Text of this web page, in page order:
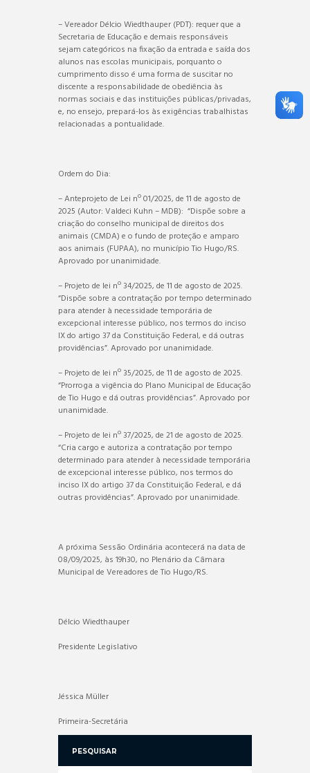
– Vereador Délcio Wiedthauper (PDT): requer que a
Secretaria de Educação e demais responsáveis
sejam categóricos na fixação da entrada e saída dos
alunos nas escolas municipais, porquanto o
cumprimento disso é uma forma de suscitar no
discente a responsabilidade de obediência às
normas sociais e das instituições públicas/privadas,
e, no ensejo, prepará-los às exigências trabalhistas
relacionadas a pontualidade.
Ordem do Dia:
– Anteprojeto de Lei nº 01/2025, de 11 de agosto de
2025 (Autor: Valdeci Kuhn – MDB): “Dispõe sobre a
criação do conselho municipal de direitos dos
animais (CMDA) e o fundo de proteção e amparo
aos animais (FUPAA), no município Tio Hugo/RS.
Aprovado por unanimidade.
– Projeto de lei nº 34/2025, de 11 de agosto de 2025.
“Dispõe sobre a contratação por tempo determinado
para atender à necessidade temporária de
excepcional interesse público, nos termos do inciso
IX do artigo 37 da Constituição Federal, e dá outras
providências”. Aprovado por unanimidade.
– Projeto de lei nº 35/2025, de 11 de agosto de 2025.
“Prorroga a vigência do Plano Municipal de Educação
de Tio Hugo e dá outras providências”. Aprovado por
unanimidade.
– Projeto de lei nº 37/2025, de 21 de agosto de 2025.
“Cria cargo e autoriza a contratação por tempo
determinado para atender à necessidade temporária
de excepcional interesse público, nos termos do
inciso IX do artigo 37 da Constituição Federal, e dá
outras providências”. Aprovado por unanimidade.
A próxima Sessão Ordinária acontecerá na data de
08/09/2025, às 19h30, no Plenário da Câmara
Municipal de Vereadores de Tio Hugo/RS.
Délcio Wiedthauper
Presidente Legislativo
Jéssica Müller
Primeira-Secretária
PESQUISAR